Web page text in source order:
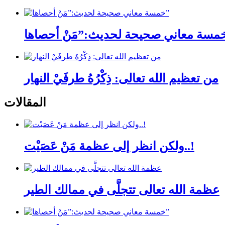
من تعظيم الله تعالى: ذِكْرُهُ طرفَيْ النهار
المقالات
ولكن انظر إلى عظمة مَنْ عَصَيْت..!
عظمة الله تعالى تتجلَّى في ممالك الطير